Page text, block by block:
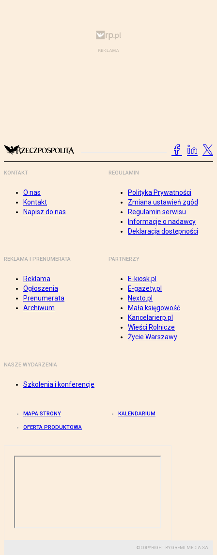
KONTAKT
O nas
Kontakt
Napisz do nas
REGULAMIN
Polityka Prywatności
Zmiana ustawień zgód
Regulamin serwisu
Informacje o nadawcy
Deklaracja dostępności
REKLAMA I PRENUMERATA
Reklama
Ogłoszenia
Prenumerata
Archiwum
PARTNERZY
E-kiosk.pl
E-gazety.pl
Nexto.pl
Mała księgowość
Kancelarierp.pl
Wieści Rolnicze
Życie Warszawy
NASZE WYDARZENIA
Szkolenia i konferencje
MAPA STRONY KALENDARIUM
OFERTA PRODUKTOWA
© COPYRIGHT BY GREMI MEDIA SA